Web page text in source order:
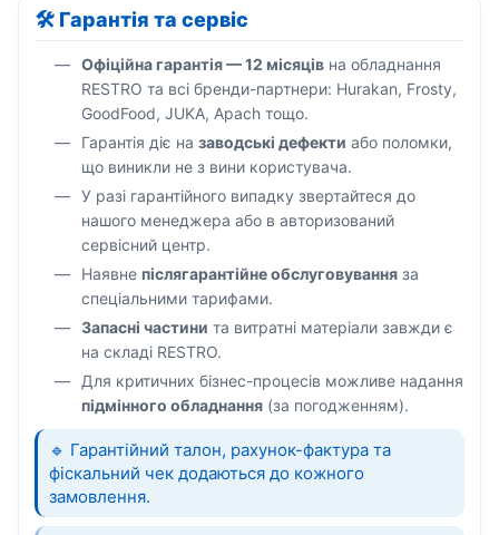
🛠️ Гарантія та сервіс
Офіційна гарантія — 12 місяців на обладнання
RESTRO та всі бренди-партнери: Hurakan, Frosty,
GoodFood, JUKA, Apach тощо.
Гарантія діє на заводські дефекти або поломки,
що виникли не з вини користувача.
У разі гарантійного випадку звертайтеся до
нашого менеджера або в авторизований
сервісний центр.
Наявне післягарантійне обслуговування за
спеціальними тарифами.
Запасні частини та витратні матеріали завжди є
на складі RESTRO.
Для критичних бізнес-процесів можливе надання
підмінного обладнання (за погодженням).
🔹 Гарантійний талон, рахунок-фактура та
фіскальний чек додаються до кожного
замовлення.